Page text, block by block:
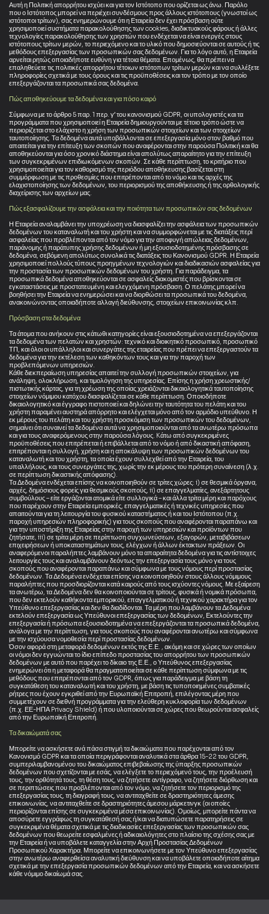
Αυτή η Πολιτική απορρήτου ισχύει και για τον Ιστότοπο που ορίζεται ως άνω. Παρόλο
που ο Ιστότοπος μπορεί να περιέχει συνδέσμους προς άλλους ιστότοπους (γνωστοί ως
ιστότοποι τρίτων), σας ενημερώνουμε ότι η Εταιρεία δεν έχει πρόσβαση ούτε
χρησιμοποιεί συστήματα παρακολούθησης των cookies, διαδικτυακούς φάρους ή άλλες
τεχνολογίες παρακολούθησης των χρηστών που ενδέχεται να είναι ενεργές στους
ιστότοπους τρίτων μερών, το περιεχόμενο και το υλικό που δημοσιεύονται σε αυτούς ή τις
μεθόδους επεξεργασίας των προσωπικών σας δεδομένων. Για το λόγο αυτό, η Εταιρεία
αρνείται ρητώς οποιαδήποτε ευθύνη για τέτοια θέματα. Επομένως, θα πρέπει να
επαληθεύετε τις πολιτικές απορρήτου τέτοιων ιστότοπων τρίτων μερών και να συλλέξετε
πληροφορίες σχετικά με τους όρους και τις προϋποθέσεις και τον τρόπο με τον οποίο
επεξεργάζονται τα προσωπικά σας δεδομένα.
Πώς αποθηκεύουμε τα δεδομένα και για πόσο καιρό
Σύμφωνα με το άρθρο 5 παρ. 1 περ. γ’ του κανονισμού GDPR, οι υπολογιστές και τα
προγράμματα που χρησιμοποιεί η Εταιρεία δημιουργούνται με τέτοιο τρόπο ώστε να
περιορίζεται στο ελάχιστο η χρήση των προσωπικών στοιχείων και των στοιχείων
ταυτοποίησης. Τα δεδομένα αυτά υποβάλλονται σε επεξεργασία μόνο στον βαθμό που
απαιτείται για την επίτευξη των σκοπών που αναφέρονται στην παρούσα Πολιτική και θα
αποθηκεύονται για όσο χρονικό διάστημα είναι απολύτως απαραίτητο για την επίτευξη
των συγκεκριμένων επιδιωκόμενων σκοπών. Σε κάθε περίπτωση, το κριτήριο που
χρησιμοποιείται για τον καθορισμό της περιόδου αποθήκευσης βασίζεται στη
συμμόρφωση με τις προθεσμίες που επιτρέπονται από το νόμο και τις αρχές της
ελαχιστοποίησης των δεδομένων, του περιορισμού της αποθήκευσης ή της ορθολογικής
διαχείρισης των αρχείων μας.
Πώς εξασφαλίζουμε την ασφάλεια και την ποιότητα των προσωπικών σας δεδομένων
Η Εταιρεία αναλαμβάνει την υποχρέωση να διασφαλίζει την ασφάλεια των προσωπικών
δεδομένων του καταναλωτή και του χρήστη και να συμμορφώνεται με τις διατάξεις περί
ασφαλείας που προβλέπονται από τον νόμο για την αποφυγή απώλειας δεδομένων,
παράνομης ή παράτυπης χρήσης δεδομένων ή μη εξουσιοδοτημένης πρόσβασης σε
δεδομένα, σεβόμενη απολύτως συνολικά τις διατάξεις του Κανονισμού GDPR. Η Εταιρεία
χρησιμοποιεί πολλούς τύπους προηγμένων τεχνολογιών και διαδικασιών ασφαλείας για
την προστασία των προσωπικών δεδομένων του χρήστη. Για παράδειγμα, τα
προσωπικά δεδομένα αποθηκεύονται σε ασφαλείς διακομιστές που βρίσκονται σε
εγκαταστάσεις με προστατευμένη και ελεγχόμενη πρόσβαση. Ο πελάτης μπορεί να
βοηθήσει την Εταιρεία να ενημερώσει και να διορθώσει τα προσωπικά του δεδομένα,
ανακοινώνοντας οποιαδήποτε αλλαγή διεύθυνσης, στοιχείων επικοινωνίας κλπ.
Πρόσβαση στα δεδομένα
Τα άτομα που ανήκουν στις κάτωθι κατηγορίες είναι εξουσιοδοτημένα να επεξεργάζονται
τα δεδομένα των πελατών και χρηστών: τεχνικό και διοικητικό προσωπικό, προσωπικό
ΤΠ, και όλοι οι υπάλληλοι και συνεργάτες της εταιρείας που πρέπει να επεξεργαστούν τα
δεδομένα για την εκτέλεση των καθηκόντων τους και για την παροχή των
προβλεπόμενων υπηρεσιών.
Κάθε διεκπεραίωση υπηρεσίας απαιτεί την συλλογή προσωπικών στοιχείων, για
ανάληψη, ολοκλήρωση, και τιμολόγηση της υπηρεσίας. Επίσης η χρήση χρεωστικής/
πιστωτικής κάρτας, για τη χρέωση της οποίας χρειάζονται δικαιολογητικά ταυτοποίησης
στοιχείων νόμιμου κατόχου διασφαλίζεται σε κάθε περίπτωση. Οποιοδήποτε
δικαιολογητικό και έγγραφο πιστοποιεί και δηλώνει την ταυτότητα του πελάτη και του
χρήστη παραμένει αυστηρά απόρρητο και ελέγχεται μόνο από τον αρμόδιο υπεύθυνο. Η
εκ μέρους του πελάτη και του χρήστη προσκόμιση των προσωπικών του δεδομένων,
σημαίνει ότι συναινεί τα δεδομένα αυτά να χρησιμοποιούνται από τα ανωτέρω πρόσωπα
και για τους αναφερόμενους στην παρούσα λόγους. Kάτω από συγκεκριμένες
προϋποθέσεις που επιτρέπεται ή επιβάλλεται από το νόμο ή από δικαστική απόφαση,
επιτρέπονται η συλλογή, χρήση και η αποκάλυψη των προσωπικών δεδομένων του
καταναλωτή και του χρήστη, τα οποία έχουν συλλεχθεί από την Εταιρεία, του
υπαλλήλους, και τους συνεργάτες της, χωρίς την εκ μέρους του πρότερη συναίνεση (λ.χ.
σε περίπτωση δικαστικής απόφασης).
Τα Δεδομένα ενδέχεται επίσης να κοινοποιηθούν σε τρίτες χώρες: i) σε θεσμικά όργανα,
αρχές, δημόσιους φορείς για θεσμικούς σκοπούς, ii) σε επαγγελματίες, ανεξάρτητους
συμβούλους – είτε εργάζονται ατομικά είτε συλλογικά – και άλλα τρίτα μέρη και παρόχους
που παρέχουν στην Εταιρεία εμπορικές, επαγγελματικές ή τεχνικές υπηρεσίες που
απαιτούνται για τη λειτουργία του φυσικού καταστήματος ή και του Ιστότοπου (π.χ.
παροχή υπηρεσιών πληροφορικής) για τους σκοπούς που αναφέρονται παραπάνω και
για την υποστήριξη της Εταιρείας στην παροχή των υπηρεσιών και προϊόντων που
ζητήσατε, iii) σε τρίτα μέρη σε περίπτωση συγχωνεύσεων, εξαγορών, μεταβιβάσεων
επιχειρήσεων ή υποκαταστημάτων τους, ελέγχων ή άλλων έκτακτων πράξεων. Οι
αναφερόμενοι παραλήπτες λαμβάνουν μόνο τα απαραίτητα δεδομένα για τις αντίστοιχες
λειτουργίες τους και αναλαμβάνουν δεόντως την επεξεργασία τους μόνο για τους
σκοπούς που αναφέρονται παραπάνω και σύμφωνα με τους νόμους περί προστασίας
δεδομένων. Τα Δεδομένα ενδέχεται επίσης να κοινοποιηθούν στους άλλους νόμιμους
παραλήπτες που προσδιορίζονται κατά καιρούς από τους ισχύοντες νόμους. Με εξαίρεση
τα ανωτέρω, τα Δεδομένα δεν θα κοινοποιούνται σε τρίτους, φυσικά ή νομικά πρόσωπα,
που δεν εκτελούν καθήκοντα εμπορικού, επαγγελματικού ή τεχνικού χαρακτήρα για τον
Υπεύθυνο επεξεργασίας και δεν θα διαδίδονται. Τα μέρη που λαμβάνουν τα Δεδομένα
εκτελούν επεξεργασία ως Υπεύθυνοι επεξεργασίας των δεδομένων, Εκτελούντες την
επεξεργασία ή πρόσωπα εξουσιοδοτημένα να επεξεργάζονται τα προσωπικά δεδομένα,
ανάλογα με την περίπτωση, για τους σκοπούς που αναφέρονται ανωτέρω και σύμφωνα
με την ισχύουσα νομοθεσία περί προστασίας δεδομένων.
Όσον αφορά στη μεταφορά δεδομένων εκτός της Ε.Ε. , ακόμη και σε χώρες των οποίων
οι νόμοι δεν εγγυώνται το ίδιο επίπεδο προστασίας του απορρήτου των προσωπικών
δεδομένων με αυτό που παρέχει το δίκαιο της Ε.Ε., ο Υπεύθυνος επεξεργασίας
ενημερώνει ότι η μεταφορά θα πραγματοποιείται σε κάθε περίπτωση σύμφωνα με τις
μεθόδους που επιτρέπονται από τον GDPR, όπως για παράδειγμα με βάση τη
συγκατάθεση του καταναλωτή και του χρήστη, με βάση τις τυποποιημένες συμβατικές
ρήτρες που έχουν εγκριθεί από την Ευρωπαϊκή Επιτροπή, επιλέγοντας μέρη που
συμμετέχουν σε διεθνή προγράμματα για την ελεύθερη κυκλοφορία των δεδομένων
(π.χ. ΕΕ-ΗΠΑ Privacy Shield) ή που υλοποιούνται σε χώρες που θεωρούνται ασφαλείς
από την Ευρωπαϊκή Επιτροπή.
Τα δικαιώματά σας
Μπορείτε να ασκήσετε ανά πάσα στιγμή τα δικαιώματα που παρέχονται από τον
Κανονισμό GDPR και τα οποία περιγράφονται αναλυτικά στα άρθρα 15-22 του GDPR,
συμπεριλαμβανομένου του δικαιώματος επιβεβαίωσης της ύπαρξης προσωπικών
δεδομένων που σχετίζονται με εσάς, να ελέγξετε το περιεχόμενό τους, την προέλευσή
τους, την ορθότητά τους, τη θέση τους, να ζητήσετε αντίγραφο, να ζητήσετε διόρθωση και
σε περιπτώσεις που προβλέπονται από τον νόμο, να ζητήσετε τον περιορισμό της
επεξεργασίας τους, τη διαγραφή τους, να αντιταχθείτε σε δραστηριότητες άμεσης
επικοινωνίας, να αντιταχθείτε σε δραστηριότητες άμεσου μάρκετινγκ (οι οποίες
περιορίζονται επίσης σε συγκεκριμένα μέσα επικοινωνίας). Ομοίως, μπορείτε πάντα να
αποσύρετε εγγράφως τη συγκατάθεσή σας ή/και να διατυπώσετε παρατηρήσεις σε
συγκεκριμένα θέματα σχετικά με τις διαδικασίες επεξεργασίας των προσωπικών σας
δεδομένων που θεωρείτε εσφαλμένες ή αδικαιολόγητες στο πλαίσιο της σχέσης σας με
την Εταιρεία ή να υποβάλετε καταγγελία στην Αρχή Προστασίας Δεδομένων
Προσωπικού Χαρακτήρα. Μπορείτε να επικοινωνήσετε με τον Υπεύθυνο επεξεργασίας
στην ανωτέρω αναφερθείσα αναλυτική διεύθυνση και να υποβάλετε οποιαδήποτε αίτημα
σχετικά με την επεξεργασία προσωπικών δεδομένων από την Εταιρεία, και να ασκήσετε
κάθε νόμιμο δικαίωμά σας.